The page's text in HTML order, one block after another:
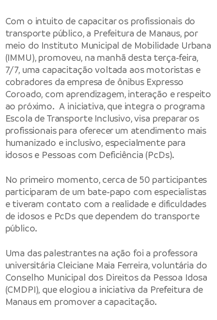
Com o intuito de capacitar os profissionais do
transporte público, a Prefeitura de Manaus, por
meio do Instituto Municipal de Mobilidade Urbana
(IMMU), promoveu, na manhã desta terça-feira,
7/7, uma capacitação voltada aos motoristas e
cobradores da empresa de ônibus Expresso
Coroado, com aprendizagem, interação e respeito
ao próximo. A iniciativa, que integra o programa
Escola de Transporte Inclusivo, visa preparar os
profissionais para oferecer um atendimento mais
humanizado e inclusivo, especialmente para
idosos e Pessoas com Deficiência (PcDs).
No primeiro momento, cerca de 50 participantes
participaram de um bate-papo com especialistas
e tiveram contato com a realidade e dificuldades
de idosos e PcDs que dependem do transporte
público.
Uma das palestrantes na ação foi a professora
universitária Cleiciane Maia Ferreira, voluntária do
Conselho Municipal dos Direitos da Pessoa Idosa
(CMDPI), que elogiou a iniciativa da Prefeitura de
Manaus em promover a capacitação.